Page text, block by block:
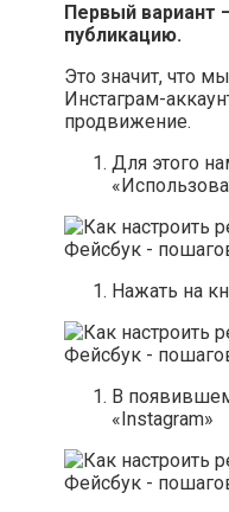
Первый
публикацию.
Это значит, что
Инстаграм-
продвижение.
Для этого
Нажать на
В
«Instagram»